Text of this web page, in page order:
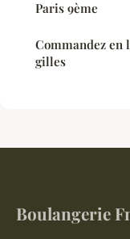
Paris 9ème
Commandez en
gilles
Boulangerie